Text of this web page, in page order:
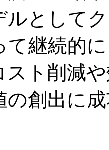
ルとして
て継続的
スト削減
の創出に